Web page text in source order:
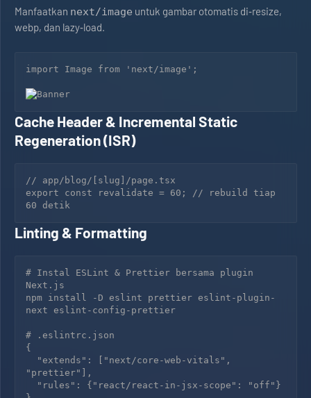
Manfaatkan next/image untuk gambar otomatis di‑resize,
webp, dan lazy‑load.
import Image from 'next/image';
Cache Header & Incremental Static
Regeneration (ISR)
// app/blog/[slug]/page.tsx
export const revalidate = 60; // rebuild tiap
Linting & Formatting
# Instal ESLint & Prettier bersama plugin
Next.js
npm install -D eslint prettier eslint-plugin-
next eslint-config-prettier
# .eslintrc.json
{
"prettier"],